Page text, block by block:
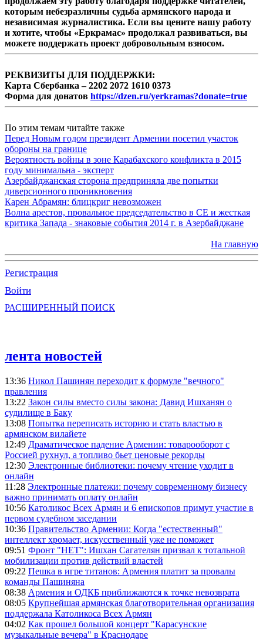
которым небезразличны судьба армянского народа и
независимая журналистика. Если вы цените нашу работу
и хотите, чтобы «Еркрамас» продолжал развиваться, вы
можете поддержать проект добровольным взносом.
РЕКВИЗИТЫ ДЛЯ ПОДДЕРЖКИ:
Карта Сбербанка – 2202 2072 1610 0373
Форма для донатов https://dzen.ru/yerkramas?donate=true
По этим темам читайте также
Перед Новым годом президент Армении посетил участок
обороны на границе
Вероятность войны в зоне Карабахского конфликта в 2015
году минимальна - эксперт
Азербайджанская сторона предприняла две попытки
диверсионного проникновения
Карен Абрамян: блицкриг невозможен
Волна арестов, провальное председательство в СЕ и жесткая
критика Запада - знаковые события 2014 г. в Азербайджане
На главную
Регистрация
Войти
РАСШИРЕННЫЙ ПОИСК
лента новостей
13:36 Никол Пашинян переходит к формуле "вечного"
правления
13:22 Закон силы вместо силы закона: Давид Ишханян о
судилище в Баку
13:08 Попытка переписать историю и стать властью в
армянском вилайете
12:49 Драматическое падение Армении: товарооборот с
Россией рухнул, а топливо бьет ценовые рекорды
12:30 Электронные библиотеки: почему чтение уходит в
онлайн
11:28 Электронные платежи: почему современному бизнесу
важно принимать оплату онлайн
10:56 Католикос Всех Армян и 6 епископов примут участие в
первом судебном заседании
10:36 Правительство Армении: Когда "естественный"
интеллект хромает, искусственный уже не поможет
09:51 Фронт "НЕТ": Ишхан Сагателян призвал к тотальной
мобилизации против действий властей
09:22 Пешка в игре титанов: Армения платит за провалы
команды Пашиняна
08:38 Армения и ОДКБ приближаются к точке невозврата
08:05 Крупнейшая армянская благотворительная организация
поддержала Католикоса Всех Армян
04:02 Как прошел большой концерт "Карасунские
музыкальные вечера" в Краснодаре